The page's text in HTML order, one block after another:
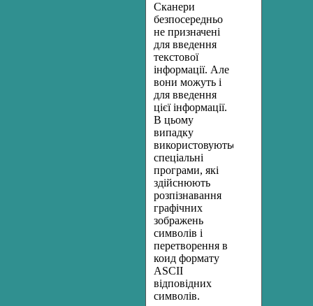
Сканери
безпосередньо
не призначені
для введення
текстової
інформації. Але
вони можуть і
для введення
цієї інформації.
В цьому
випадку
використовуються
спеціальні
програми, які
здійснюють
розпізнавання
графічних
зображень
символів і
перетворення в
коид формату
ASCII
відповідних
символів.